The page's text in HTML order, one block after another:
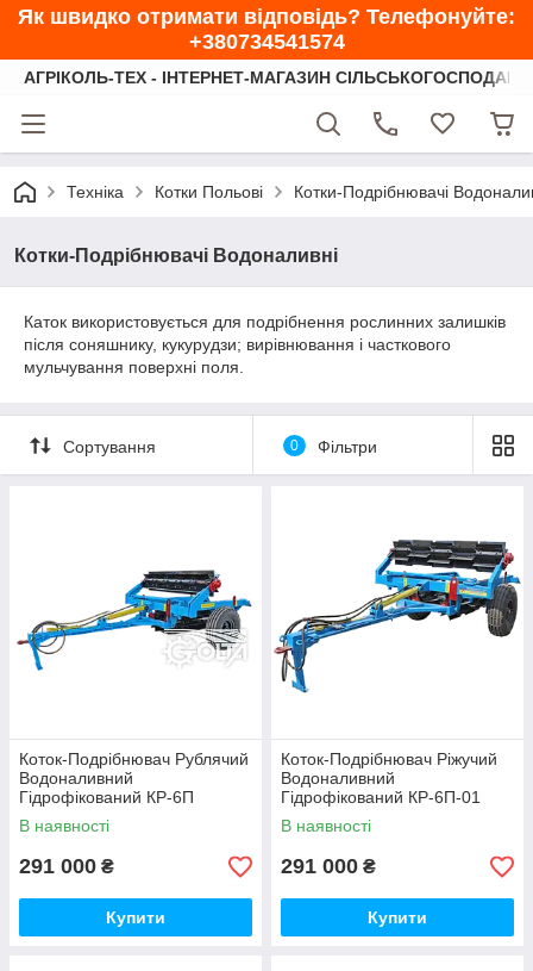
Як швидко отримати відповідь? Телефонуйте:
+380734541574
АГРІКОЛЬ-ТЕХ - ІНТЕРНЕТ-МАГАЗИН
Техніка Котки Польові Котки-Подрібнювачі
Котки-Подрібнювачі Водоналивні
Каток використовується для подрібнення рослинних залишків
після соняшнику, кукурудзи; вирівнювання і часткового
мульчування поверхні поля.
Сортування 0 Фільтри
Коток-Подрібнювач Рублячий
Водоналивний
Гідрофікований КР-6П
В наявності
291 000 ₴
Купити
Коток-Подрібнювач Ріжучий
Водоналивний
Гідрофікований КР-6П-01
В наявності
291 000 ₴
Купити